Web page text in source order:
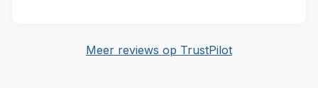
Meer reviews op TrustPilot